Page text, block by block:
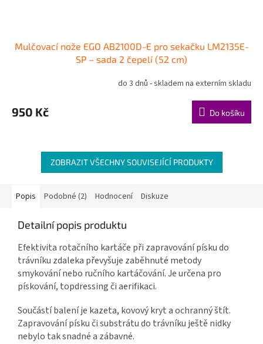
Mulčovací nože EGO AB2100D-E pro sekačku LM2135E-
SP – sada 2 čepelí (52 cm)
do 3 dnů - skladem na externím skladu
950 Kč Do košíku
ZOBRAZIT VŠECHNY SOUVISEJÍCÍ PRODUKTY
Popis Podobné (2) Hodnocení Diskuze
Detailní popis produktu
Efektivita rotačního kartáče při zapravování písku do
trávníku zdaleka převyšuje zaběhnuté metody
smykování nebo ručního kartáčování. Je určena pro
pískování, topdressing či aerifikaci.
Součástí balení je kazeta, kovový kryt a ochranný štít.
Zapravování písku či substrátu do trávníku ještě nidky
nebylo tak snadné a zábavné.